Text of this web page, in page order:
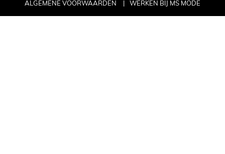
ALGEMENE VOORWAARDEN
WERKEN BIJ MS MODE